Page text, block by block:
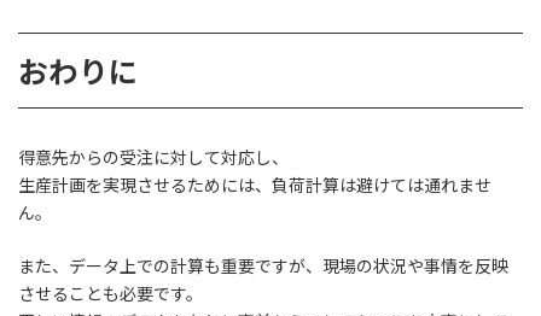
おわりに
得意先からの受注に対して対応し、
生産計画を実現させるためには、負荷計算は避けては通れませ
ん。
また、データ上での計算も重要ですが、現場の状況や事情を反映
させることも必要です。